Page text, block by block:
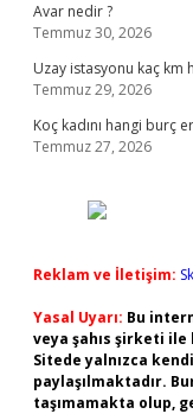
Avar nedir ?
Temmuz 30, 2026
Uzay istasyonu kaç km
Temmuz 29, 2026
Koç kadını hangi burç
Temmuz 27, 2026
Reklam ve İletişim:
Yasal Uyarı: Bu
veya şahıs şirketi ile
Sitede yalnızca
paylaşılmaktadır.
taşımamakta olup,